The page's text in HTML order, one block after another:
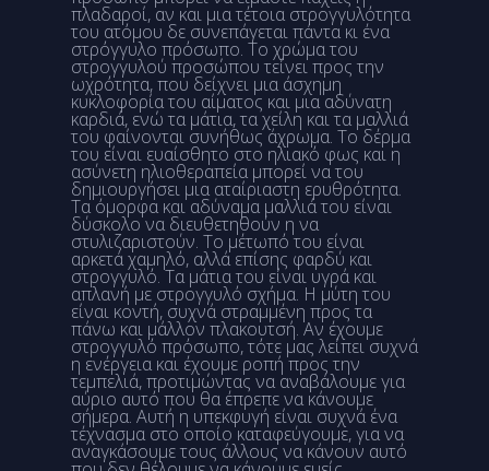
πλαδαροί, αν και μια τέτοια στρογγυλότητα
του ατόμου δε συνεπάγεται πάντα κι ένα
στρόγγυλο πρόσωπο. Το χρώμα του
στρογγυλού προσώπου τείνει προς την
ωχρότητα, που δείχνει μια άσχημη
κυκλοφορία του αίματος και μια αδύνατη
καρδιά, ενώ τα μάτια, τα χείλη και τα μαλλιά
του φαίνονται συνήθως άχρωμα. Το δέρμα
του είναι ευαίσθητο στο ηλιακό φως και η
ασύνετη ηλιοθεραπεία μπορεί να του
δημιουργήσει μια αταίριαστη ερυθρότητα.
Τα όμορφα και αδύναμα μαλλιά του είναι
δύσκολο να διευθετηθούν η να
στυλιζαριστούν. Το μέτωπό του είναι
αρκετά χαμηλό, αλλά επίσης φαρδύ και
στρογγυλό. Τα μάτια του είναι υγρά και
απλανή με στρογγυλό σχήμα. Η μύτη του
είναι κοντή, συχνά στραμμένη προς τα
πάνω και μάλλον πλακουτσή. Αν έχουμε
στρογγυλό πρόσωπο, τότε μας λείπει συχνά
η ενέργεια και έχουμε ροπή προς την
τεμπελιά, προτιμώντας να αναβάλουμε για
αύριο αυτό που θα έπρεπε να κάνουμε
σήμερα. Αυτή η υπεκφυγή είναι συχνά ένα
τέχνασμα στο οποίο καταφεύγουμε, για να
αναγκάσουμε τους άλλους να κάνουν αυτό